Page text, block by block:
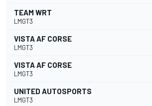
TEAM WRT
LMGT3
VISTA AF CORSE
LMGT3
VISTA AF CORSE
LMGT3
UNITED AUTOSPORTS
LMGT3